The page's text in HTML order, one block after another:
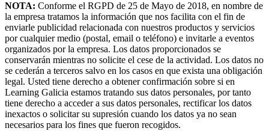
NOTA: Conforme el RGPD de 25 de Mayo de 2018, en nombre de
la empresa tratamos la información que nos facilita con el fin de
enviarle publicidad relacionada con nuestros productos y servicios
por cualquier medio (postal, email o teléfono) e invitarle a eventos
organizados por la empresa. Los datos proporcionados se
conservarán mientras no solicite el cese de la actividad. Los datos no
se cederán a terceros salvo en los casos en que exista una obligación
legal. Usted tiene derecho a obtener confirmación sobre si en
Learning Galicia estamos tratando sus datos personales, por tanto
tiene derecho a acceder a sus datos personales, rectificar los datos
inexactos o solicitar su supresión cuando los datos ya no sean
necesarios para los fines que fueron recogidos.